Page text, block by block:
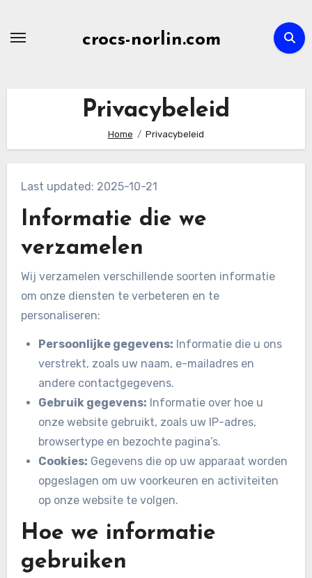
crocs-norlin.com
Privacybeleid
Home Privacybeleid
Last updated: 2025-10-21
Informatie die we
verzamelen
Wij verzamelen verschillende soorten informatie
om onze diensten te verbeteren en te
personaliseren:
Persoonlijke gegevens: Informatie die u ons
verstrekt, zoals uw naam, e-mailadres en
andere contactgegevens.
Gebruik gegevens: Informatie over hoe u
onze website gebruikt, zoals uw IP-adres,
browsertype en bezochte pagina’s.
Cookies: Gegevens die op uw apparaat worden
opgeslagen om uw voorkeuren en activiteiten
op onze website te volgen.
Hoe we informatie
gebruiken